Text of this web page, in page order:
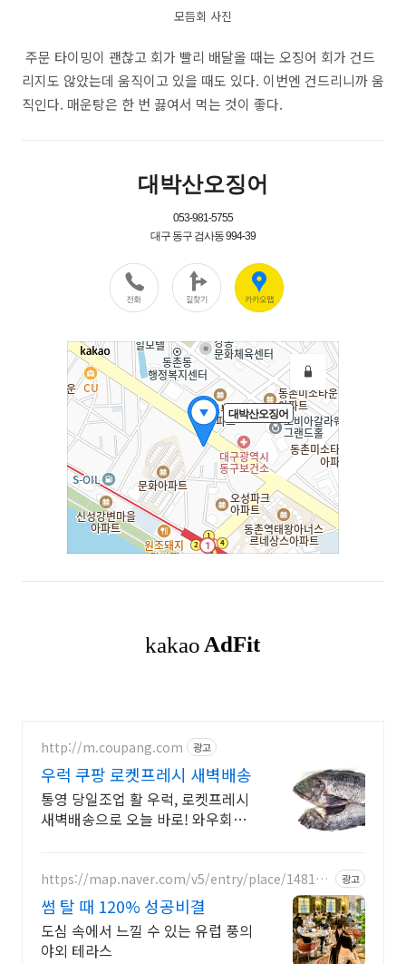
모듬회 사진
주문 타이밍이 괜찮고 회가 빨리 배달올 때는 오징어 회가 건드
리지도 않았는데 움직이고 있을 때도 있다. 이번엔 건드리니까 움
직인다. 매운탕은 한 번 끓여서 먹는 것이 좋다.
http://m.coupang.com 광고
우럭 쿠팡 로켓프레시 새벽배송
통영 당일조업 활 우럭, 로켓프레시
새벽배송으로 오늘 바로! 와우회원
https://map.naver.com/v5/entry/place/148182
광고
썸 탈 때 120% 성공비결
도심 속에서 느낄 수 있는 유럽 풍의
야외 테라스